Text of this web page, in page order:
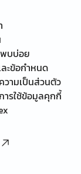
บบ่อย
ละข้อกำหนด
วามเป็นส่วนตัว
ารใช้ข้อมูลคุกกี้